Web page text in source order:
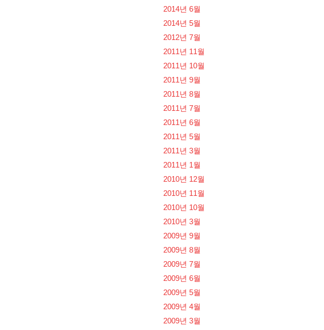
2014년 6월
2014년 5월
2012년 7월
2011년 11월
2011년 10월
2011년 9월
2011년 8월
2011년 7월
2011년 6월
2011년 5월
2011년 3월
2011년 1월
2010년 12월
2010년 11월
2010년 10월
2010년 3월
2009년 9월
2009년 8월
2009년 7월
2009년 6월
2009년 5월
2009년 4월
2009년 3월